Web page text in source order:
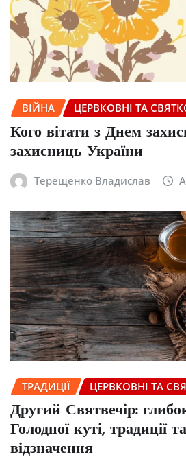
ВІЙНА ЦЕРВКОВНІ ТА
Кого вітати з Днем
захисниць України
Терещенко Владислав
ТРАДИЦІЇ ЦЕРВКОВНІ ТА
Другий Святвечір:
Голодної куті, традиції
відзначення